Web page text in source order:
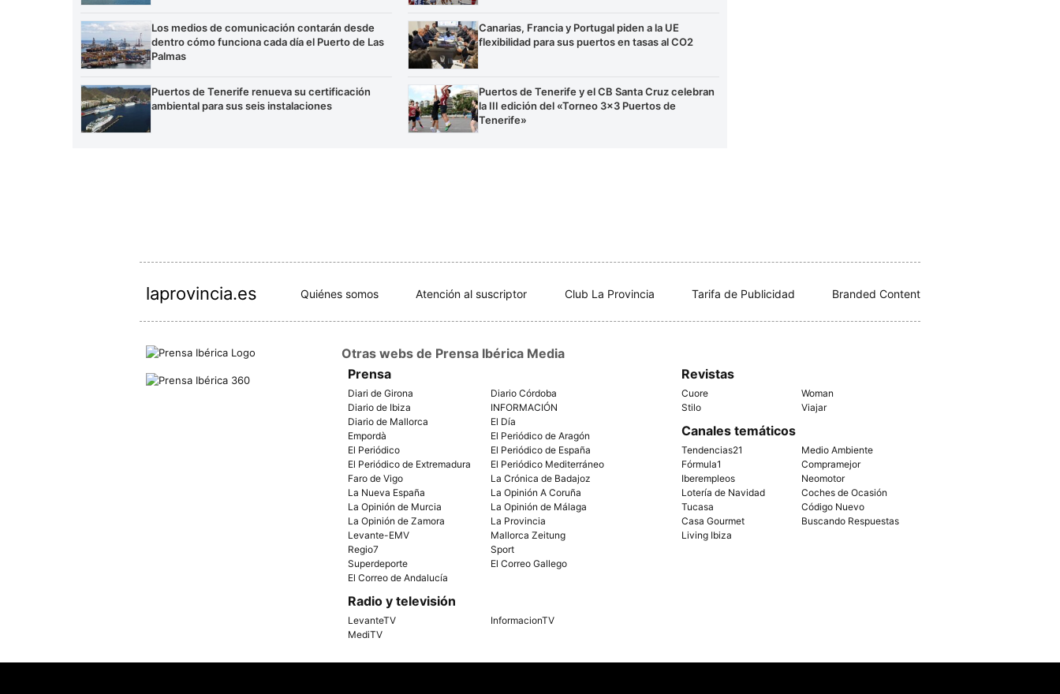
Los medios de comunicación contarán desde
dentro cómo funciona cada día el Puerto de Las
Palmas
Puertos de Tenerife renueva su certificación
ambiental para sus seis instalaciones
Canarias, Francia y Portugal piden a la UE
flexibilidad para sus puertos en tasas al CO2
Puertos de Tenerife y el CB Santa Cruz celebran
la III edición del «Torneo 3×3 Puertos de
Tenerife»
laprovincia.es Quiénes somos Atención al suscriptor Club La Provincia Tarifa de Publicidad Branded Content
Otras webs de Prensa Ibérica Media
Prensa
Diari de Girona
Diario Córdoba
Diario de Ibiza
INFORMACIÓN
Diario de Mallorca
El Día
Empordà
El Periódico de Aragón
El Periódico
El Periódico de España
El Periódico de Extremadura
El Periódico Mediterráneo
Faro de Vigo
La Crónica de Badajoz
La Nueva España
La Opinión A Coruña
La Opinión de Murcia
La Opinión de Málaga
La Opinión de Zamora
La Provincia
Levante-EMV
Mallorca Zeitung
Regio7
Sport
Superdeporte
El Correo Gallego
El Correo de Andalucía
Radio y televisión
LevanteTV
InformacionTV
MediTV
Revistas
Cuore
Woman
Stilo
Viajar
Canales temáticos
Tendencias21
Medio Ambiente
Fórmula1
Compramejor
Iberempleos
Neomotor
Lotería de Navidad
Coches de Ocasión
Tucasa
Código Nuevo
Casa Gourmet
Buscando Respuestas
Living Ibiza